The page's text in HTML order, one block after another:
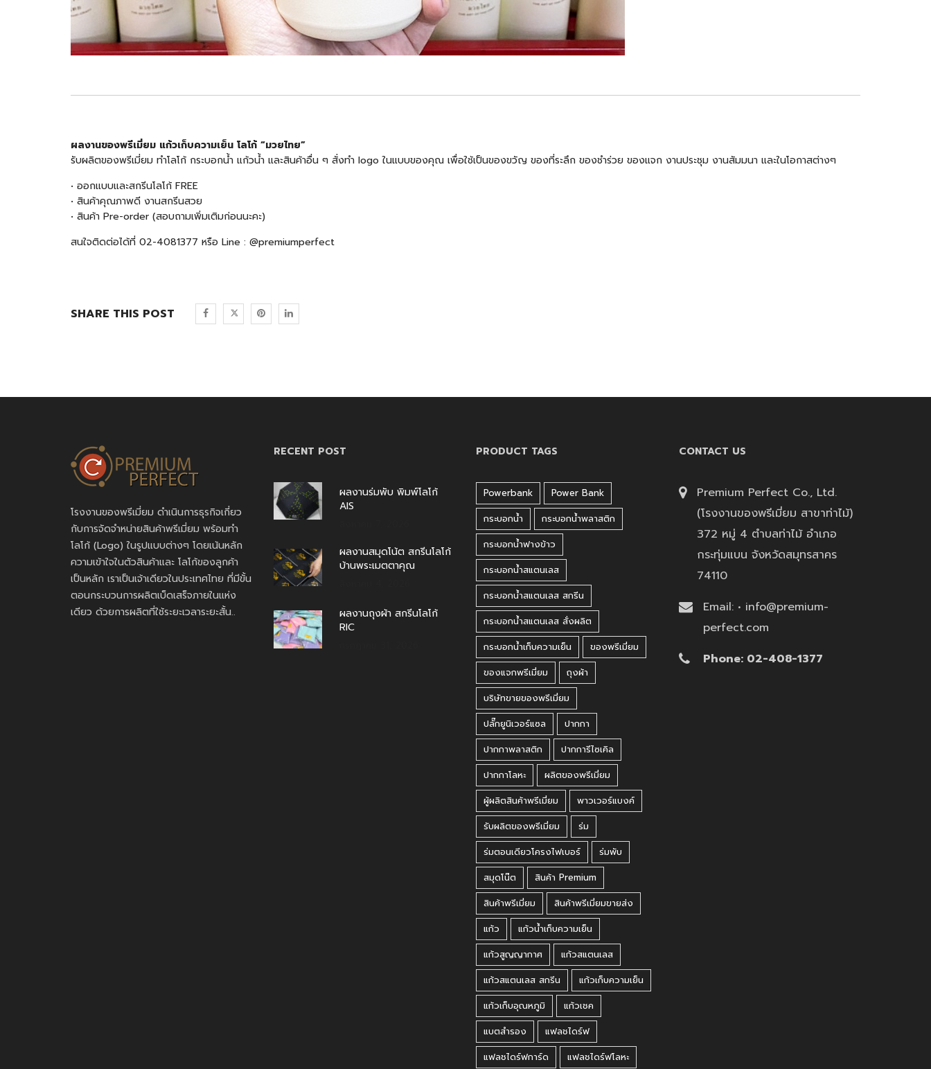
ผลงานของพรีเมี่ยม แก้วเก็บความเย็น โลโก้ “มวยไทย”
รับผลิตของพรีเมี่ยม ทำโลโก้ กระบอกน้ำ แก้วน้ำ และสินค้าอื่น ๆ สั่งทำ logo ในแบบของคุณ เพื่อใช้เป็นของขวัญ ของที่ระลึก ของชำร่วย ของแจก งานประชุม งานสัมมนา และในโอกาสต่างๆ
• ออกแบบและสกรีนโลโก้ FREE
• สินค้าคุณภาพดี งานสกรีนสวย
• สินค้า Pre-order (สอบถามเพิ่มเติมก่อนนะคะ)
สนใจติดต่อได้ที่ 02-4081377 หรือ Line : @premiumperfect
SHARE THIS POST
โรงงานของพรีเมี่ยม ดำเนินการธุรกิจเกี่ยว
กับการจัดจำหน่ายสินค้าพรีเมี่ยม พร้อมทำ
โลโก้ (Logo) ในรูปแบบต่างๆ โดยเน้นหลัก
ความเข้าใจในตัวสินค้าและ โลโก้ของลูกค้า
เป็นหลัก เราเป็นเจ้าเดียวในประเทศไทย ที่มีขั้น
ตอนกระบวนการผลิตเบ็ดเสร็จภายในแห่ง
เดียว ด้วยการผลิตที่ใช้ระยะเวลาระยะสั้น..
RECENT POST
ผลงานร่มพับ พิมพ์โลโก้
AIS
ผลงานสมุดโน้ต สกรีนโลโก้
บ้านพระเมตตาคุณ
ผลงานถุงผ้า สกรีนโลโก้
RIC
PRODUCT TAGS
Powerbank
Power Bank
กระบอกน้ำ
กระบอกน้ำพลาสติก
กระบอกน้ำฟางข้าว
กระบอกน้ำสแตนเลส
กระบอกน้ำสแตนเลส สกรีน
กระบอกน้ำสแตนเลส สั่งผลิต
กระบอกน้ำเก็บความเย็น
ของพรีเมี่ยม
ของแจกพรีเมี่ยม
ถุงผ้า
บริษัทขายของพรีเมี่ยม
ปลั๊กยูนิเวอร์แซล
ปากกา
ปากกาพลาสติก
ปากการีไซเคิล
ปากกาโลหะ
ผลิตของพรีเมี่ยม
ผู้ผลิตสินค้าพรีเมี่ยม
พาวเวอร์แบงค์
รับผลิตของพรีเมี่ยม
ร่ม
ร่มตอนเดียวโครงไฟเบอร์
ร่มพับ
สมุดโน๊ต
สินค้า Premium
สินค้าพรีเมี่ยม
สินค้าพรีเมี่ยมขายส่ง
แก้ว
แก้วน้ำเก็บความเย็น
แก้วสูญญากาศ
แก้วสแตนเลส
แก้วสแตนเลส สกรีน
แก้วเก็บความเย็น
แก้วเก็บอุณหภูมิ
แก้วเชค
แบตสำรอง
แฟลชไดร์ฟ
แฟลชไดร์ฟการ์ด
แฟลชไดร์ฟโลหะ
CONTACT US
Premium Perfect Co., Ltd.
(โรงงานของพรีเมี่ยม สาขาท่าไม้)
372 หมู่ 4 ตำบลท่าไม้ อำเภอ
กระทุ่มแบน จังหวัดสมุทรสาคร
74110
Email: • info@premium-
perfect.com
Phone: 02-408-1377